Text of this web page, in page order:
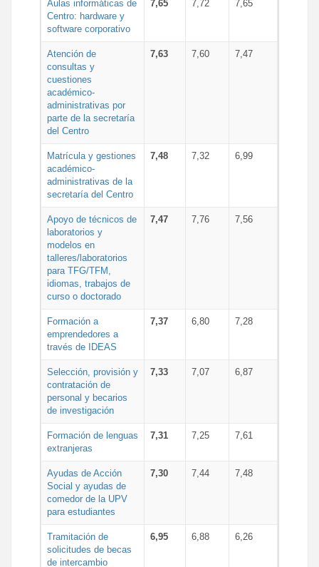
Aulas informáticas de
Centro: hardware y
software corporativo
7,65 7,72 7,65
Atención de
consultas y
cuestiones
académico-
administrativas por
parte de la secretaría
del Centro
7,63 7,60 7,47
Matrícula y gestiones
académico-
administrativas de la
secretaría del Centro
7,48 7,32 6,99
Apoyo de técnicos de
laboratorios y
modelos en
talleres/laboratorios
para TFG/TFM,
idiomas, trabajos de
curso o doctorado
7,47 7,76 7,56
Formación a
emprendedores a
través de IDEAS
7,37 6,80 7,28
Selección, provisión y
contratación de
personal y becarios
de investigación
7,33 7,07 6,87
Formación de lenguas
extranjeras
7,31 7,25 7,61
Ayudas de Acción
Social y ayudas de
comedor de la UPV
para estudiantes
7,30 7,44 7,48
Tramitación de
solicitudes de becas
de intercambio
6,95 6,88 6,26